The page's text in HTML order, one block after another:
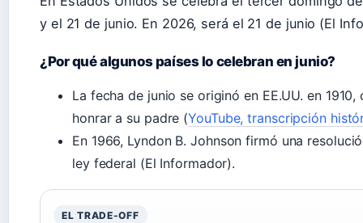
y el 21 de junio. En 2026, será el 21 de junio (El
¿Por qué algunos países lo celebran en junio?
La fecha de junio se originó en EE.UU. en
honrar a su padre (YouTube, transcripción
En 1966, Lyndon B. Johnson firmó una
ley federal (El Informador).
EL TRADE-OFF